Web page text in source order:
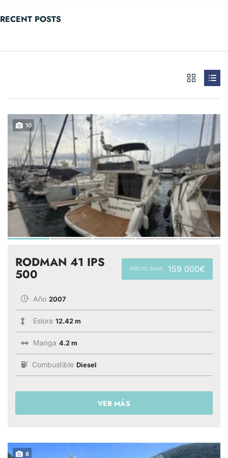
RECENT POSTS
10
PRECIO BASE: 159 000€
RODMAN 41 IPS
500
Año 2007
Eslora 12.42 m
Manga 4.2 m
Combustible Diesel
VER MÁS
8